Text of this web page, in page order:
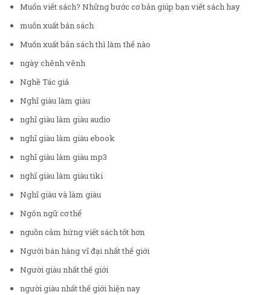
Muốn viết sách? Những bước cơ bản giúp bạn viết sách hay
muốn xuất bản sách
Muốn xuất bản sách thì làm thế nào
ngày chênh vênh
Nghề Tác giả
Nghĩ giàu làm giàu
nghĩ giàu làm giàu audio
nghĩ giàu làm giàu ebook
nghĩ giàu làm giàu mp3
nghĩ giàu làm giàu tiki
Nghĩ giàu và làm giàu
Ngôn ngữ cơ thể
nguồn cảm hứng viết sách tốt hơn
Người bán hàng vĩ đại nhất thế giới
Người giàu nhất thế giới
người giàu nhất thế giới hiện nay